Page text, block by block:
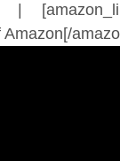
Amazon[/